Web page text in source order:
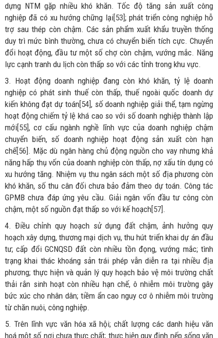
dựng NTM gặp nhiều khó khăn. Tốc độ tăng sản xuất công
nghiệp đã có xu hướng chững lại[53]; phát triển công nghiệp hỗ
trợ sau thép còn chậm. Các sản phẩm xuất khẩu truyền thống
duy trì mức bình thường, chưa có chuyển biến tích cực. Chuyển
đổi hoạt động, đầu tư một số chợ còn chậm, vướng mắc. Năng
lực cạnh tranh du lịch còn thấp so với các tỉnh trong khu vực.
3. Hoạt động doanh nghiệp đang còn khó khăn, tỷ lệ doanh
nghiệp có phát sinh thuế còn thấp, thuế ngoài quốc doanh dự
kiến không đạt dự toán[54], số doanh nghiệp giải thể, tạm ngừng
hoạt động chiếm tỷ lệ khá cao so với số doanh nghiệp thành lập
mới[55], cơ cấu ngành nghề lĩnh vực của doanh nghiệp chậm
chuyển biến, số doanh nghiệp hoạt động sản xuất còn hạn
chế[56]. Mặc dù ngân hàng chủ động nguồn cho vay nhưng khả
năng hấp thụ vốn của doanh nghiệp còn thấp, nợ xấu tín dụng có
xu hướng tăng. Nhiệm vụ thu ngân sách một số địa phương còn
khó khăn, số thu cân đối chưa bảo đảm theo dự toán. Công tác
GPMB chưa đáp ứng yêu cầu. Giải ngân vốn đầu tư công còn
chậm, một số nguồn đạt thấp so với kế hoạch[57].
4. Điều chỉnh quy hoạch sử dụng đất chậm, ảnh hưởng quy
hoạch xây dựng, thương mại dịch vụ, thu hút triển khai dự án đầu
tư; cấp đổi GCNQSD đất còn nhiều tồn đọng, vướng mắc; tình
trạng khai thác khoáng sản trái phép vẫn diễn ra tại nhiều địa
phương; thực hiện và quản lý quy hoạch bảo vệ môi trường chất
thải rắn sinh hoạt còn nhiều hạn chế, ô nhiễm môi trường gây
bức xúc cho nhân dân; tiềm ẩn cao nguy cơ ô nhiễm môi trường
từ chăn nuôi, công nghiệp.
5. Trên lĩnh vực văn hóa xã hội; chất lượng các danh hiệu văn
hoá một số nơi chưa thực chất; thực hiện quy định nếp sống văn